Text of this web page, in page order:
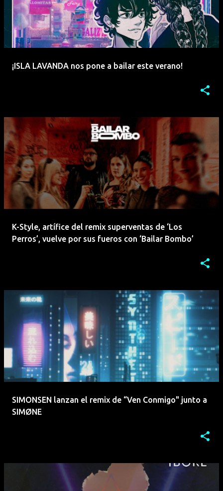
¡ISLA LAVANDA nos pone a bailar este verano!
K-Style, artífice del remix superventas de ‘Los
Perros’, vuelve por sus fueros con ‘Bailar Bombo’
SIMONSEN lanzan el remix de “Ven Conmigo" junto a
SIMØNE